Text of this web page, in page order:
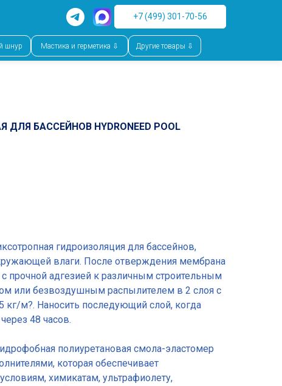
+7 (499) 301-70-56
шнур Мастика и герметика ⇩ Другие товары ⇩
БАССЕЙНОВ HYDRONEED POOL
гидроизоляция для бассейнов,
влаги. После отверждения мембрана
прочной адгезией к различным строительным
или безвоздушным распылителем в 2 слоя с
м?. Наносить последующий слой, когда
48 часов.
полиуретановая смола-эластомер
которая обеспечивает
химикатам, ультрафиолету,